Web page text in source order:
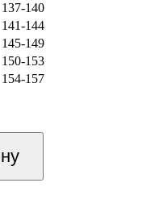
137-140
141-144
145-149
150-153
154-157